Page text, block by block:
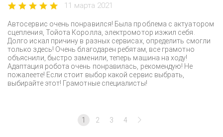
11 марта 2021
Автосервис очень понравился! Была проблема с актуатором
сцепления, Тойота Королла, электромотор изжил себя.
Долго искал причину в разных сервисах, определить смогли
только здесь! Очень благодарен ребятам, все грамотно
объяснили, быстро заменили, теперь машина на ходу!
Адаптация робота очень понравилась, рекомендую! Не
пожалеете! Если стоит выбор какой сервис выбрать,
выбирайте этот! Грамотные специалисты!
1 2 3 4